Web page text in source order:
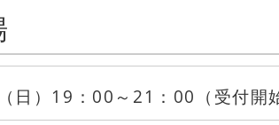
日）19：00～21：00（受付開